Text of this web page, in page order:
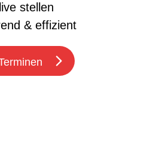
stellen
& effizient